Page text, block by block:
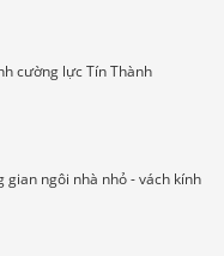
cường lực Tín Thành
gian ngôi nhà nhỏ - vách kính